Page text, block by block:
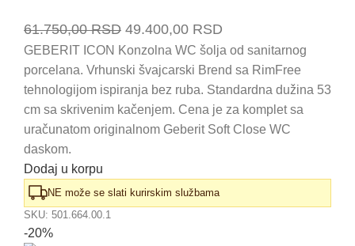
61.750,00RSD Originalna
cena
je
bila:
61.750,00 RSD.
49.400,00 RSD
cena
je:
49.400,00 RSD.
GEBERIT ICON Konzolna WC šolja od sanitarnog
porcelana. Vrhunski švajcarski Brend sa RimFree
tehnologijom ispiranja bez ruba. Standardna dužina 53
cm sa skrivenim kačenjem. Cena je za komplet sa
uračunatom originalnom Geberit Soft Close WC
daskom.
Dodaj u korpu
NE može se slati kurirskim službama
SKU: 501.664.00.1
-20%